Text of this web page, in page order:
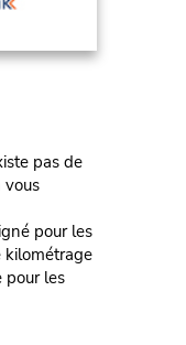
pas de
vous
pour les
kilométrage
pour les